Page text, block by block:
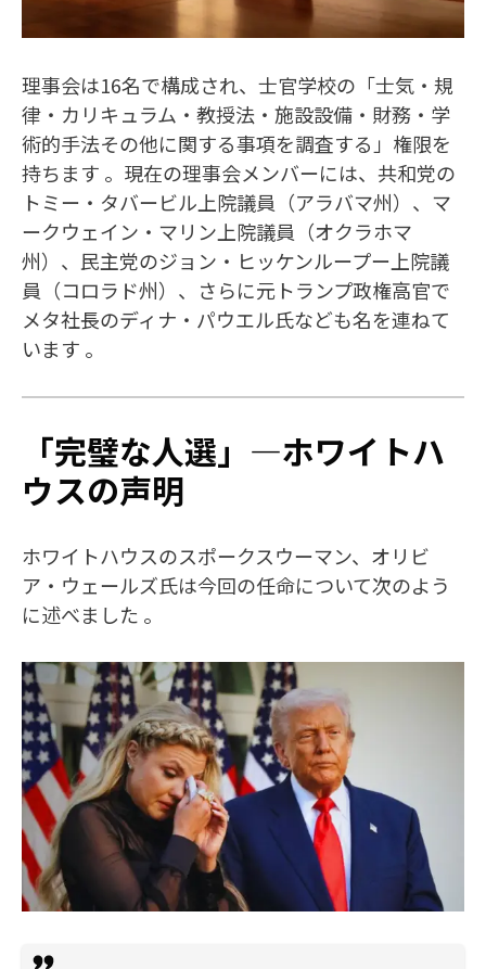
理事会は16名で構成され、士官学校の「士気・規
律・カリキュラム・教授法・施設設備・財務・学
術的手法その他に関する事項を調査する」権限を
持ちます 。現在の理事会メンバーには、共和党の
トミー・タバービル上院議員（アラバマ州）、マ
ークウェイン・マリン上院議員（オクラホマ
州）、民主党のジョン・ヒッケンループー上院議
員（コロラド州）、さらに元トランプ政権高官で
メタ社長のディナ・パウエル氏なども名を連ねて
います 。
「完璧な人選」―ホワイトハ
ウスの声明
ホワイトハウスのスポークスウーマン、オリビ
ア・ウェールズ氏は今回の任命について次のよう
に述べました 。